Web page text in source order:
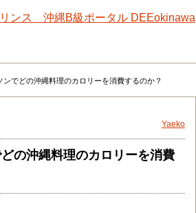
検
ンでどの沖縄料理のカロリーを消費するのか？
Yaeko
の沖縄料理のカロリーを消費